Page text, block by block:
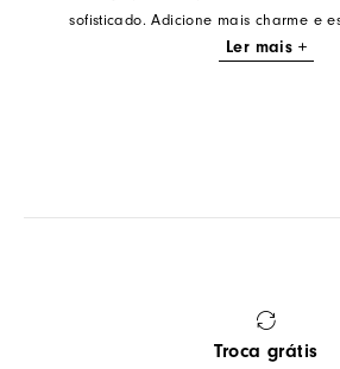
sofisticado. Adicione mais charme e
Ler mais +
Troca grátis